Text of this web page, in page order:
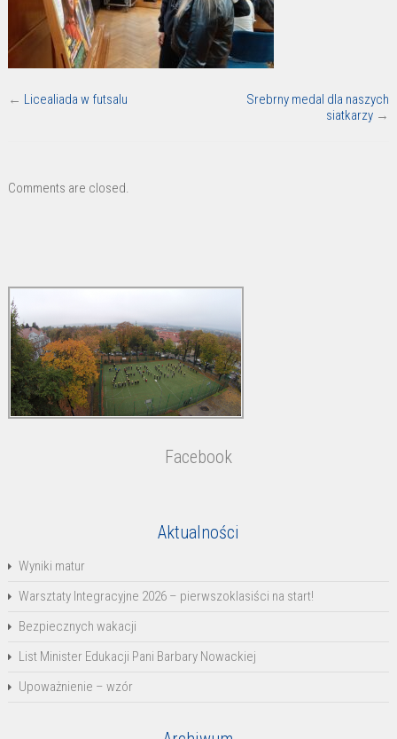
← Licealiada w futsalu
Srebrny medal dla naszych
siatkarzy →
Comments are closed.
Facebook
Aktualności
Wyniki matur
Warsztaty Integracyjne 2026 – pierwszoklasiści na start!
Bezpiecznych wakacji
List Minister Edukacji Pani Barbary Nowackiej
Upoważnienie – wzór